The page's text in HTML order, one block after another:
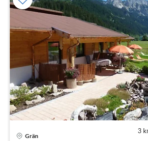
3
Grän